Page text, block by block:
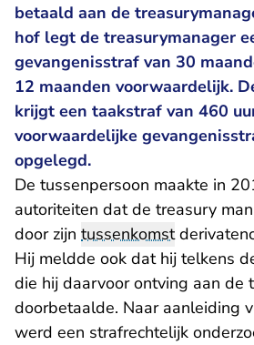
betaald aan de
hof legt de treasurymanager
gevangenisstraf van 30
12 maanden voorwaardelijk.
krijgt een taakstraf van 460
voorwaardelijke
opgelegd.
De tussenpersoon maakte in
autoriteiten dat de treasury
door zijn tussenkomst
Hij meldde ook dat hij telkens
die hij daarvoor ontving aan de
doorbetaalde. Naar aanleiding
werd een strafrechtelijk